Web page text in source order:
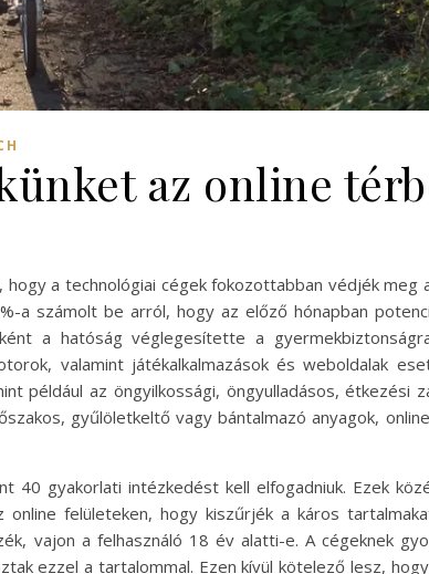
az online
a technológiai cégek fokozottabban védjék meg
a számolt be arról, hogy az előző hónapban
a hatóság véglegesítette a
valamint játékalkalmazások és weboldalak
például az öngyilkossági, öngyulladásos, étkezési
gyűlöletkeltő vagy bántalmazó anyagok,
40 gyakorlati intézkedést kell elfogadniuk. Ezek
felületeken, hogy kiszűrjék a káros
vajon a felhasználó 18 év alatti-e. A cégeknek
ezzel a tartalommal. Ezen kívül kötelező lesz,